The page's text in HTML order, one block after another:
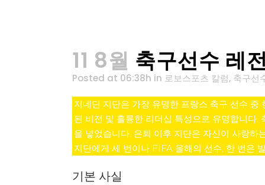
11 8월 축구선수 레
Posted at 06:38h in 로보스포츠 칼럼, 축구선
지네딘 지단은 가장 유명한 프랑스 축구 선수 중
된 비전 및 훌륭한 리더십 특성으로 유명합니다.
을 넣었습니다. 은퇴 이후 지단은 자신이 사랑
지단에게 세 번이나 FIFA 올해의 선수, 한 번은
기본 사실